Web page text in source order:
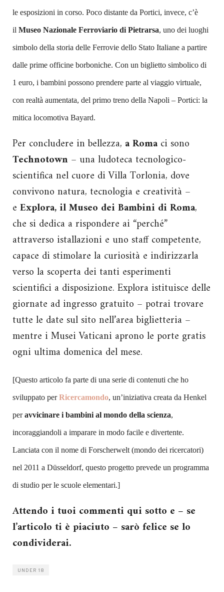
le esposizioni in corso. Poco distante da Portici, invece, c’è
il Museo Nazionale Ferroviario di Pietrarsa, uno dei luoghi
simbolo della storia delle Ferrovie dello Stato Italiane a partire
dalle prime officine borboniche. Con un biglietto simbolico di
1 euro, i bambini possono prendere parte al viaggio virtuale,
con realtà aumentata, del primo treno della Napoli – Portici: la
mitica locomotiva Bayard.
Per concludere in bellezza, aRoma ci sono
Technotown – una ludoteca tecnologico-
scientifica nel cuore di Villa Torlonia, dove
convivono natura, tecnologia e creatività –
e Explora, il Museo dei Bambini di Roma,
che si dedica a rispondere ai “perché”
attraverso istallazioni e uno staff competente,
capace di stimolare la curiosità e indirizzarla
verso la scoperta dei tanti esperimenti
scientifici a disposizione. Explora istituisce delle
giornate ad ingresso gratuito – potrai trovare
tutte le date sul sito nell’area biglietteria –
mentre i Musei Vaticani aprono le porte gratis
ogni ultima domenica del mese.
[Questo articolo fa parte di una serie di contenuti che ho
sviluppato perRicercamondo, un’iniziativa creata da Henkel
peravvicinare i bambini al mondo della scienza,
incoraggiandoli a imparare in modo facile e divertente.
Lanciata con il nome di Forscherwelt (mondo dei ricercatori)
nel 2011 a Düsseldorf, questo progetto prevede un programma
di studio per le scuole elementari.]
Attendo i tuoi commenti qui sotto e – se
l’articolo ti è piaciuto – sarò felice se lo
condividerai.
UNDER 18